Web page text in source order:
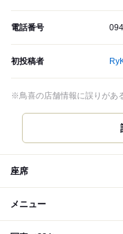
電話番号
初投稿者
※鳥喜の店舗情報に誤りがあ
座席
メニュー